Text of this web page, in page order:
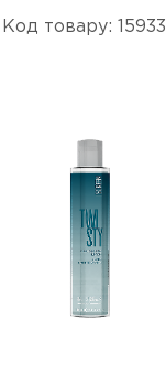
Код товару: 15933